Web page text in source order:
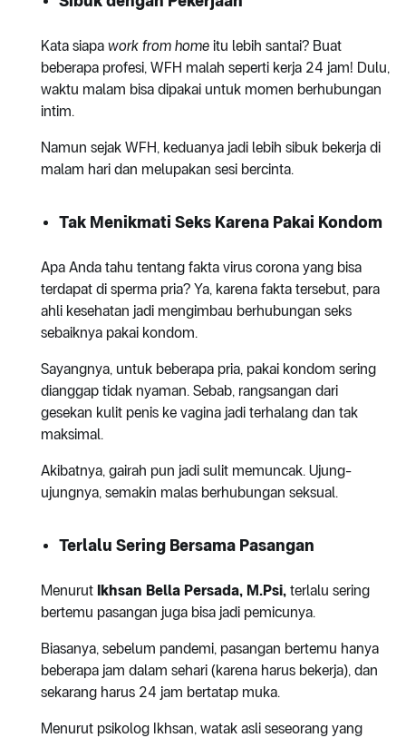
Kata siapa work from home itu lebih santai? Buat
beberapa profesi, WFH malah seperti kerja 24 jam! Dulu,
waktu malam bisa dipakai untuk momen berhubungan
intim.
Namun sejak WFH, keduanya jadi lebih sibuk bekerja di
malam hari dan melupakan sesi bercinta.
Tak Menikmati Seks Karena Pakai Kondom
Apa Anda tahu tentang fakta virus corona yang bisa
terdapat di sperma pria? Ya, karena fakta tersebut, para
ahli kesehatan jadi mengimbau berhubungan seks
sebaiknya pakai kondom.
Sayangnya, untuk beberapa pria, pakai kondom sering
dianggap tidak nyaman. Sebab, rangsangan dari
gesekan kulit penis ke vagina jadi terhalang dan tak
maksimal.
Akibatnya, gairah pun jadi sulit memuncak. Ujung-
ujungnya, semakin malas berhubungan seksual.
Terlalu Sering Bersama Pasangan
Menurut Ikhsan Bella Persada, M.Psi, terlalu sering
bertemu pasangan juga bisa jadi pemicunya.
Biasanya, sebelum pandemi, pasangan bertemu hanya
beberapa jam dalam sehari (karena harus bekerja), dan
sekarang harus 24 jam bertatap muka.
Menurut psikolog Ikhsan, watak asli seseorang yang